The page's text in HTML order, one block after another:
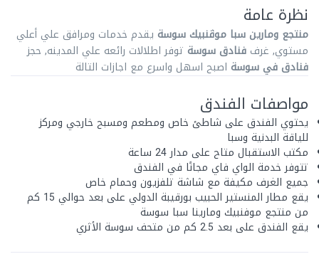
نظرة عامة
منتجع ومارين سبا موڤنبيك سوسة يقدم خدمات ومرافق علي أعلي
مستوي, غرف فنادق سوسة توفر اطلالات رائعه علي المدينه, حجز
فنادق في سوسة اصبح اسهل واسرع مع اجازات التالة
مواصفات الفندق
يحتوي الفندق على شاطئ خاص ومطعم ومسبح خارجي ومركز
للياقة البدنية وسبا
مكتب الاستقبال متاح على مدار 24 ساعة
تتوفر خدمة الواي فاي مجانًا في الفندق
جميع الغرف مكيفة مع شاشة تلفزيون وحمام خاص
يقع مطار المنستير الحبيب بورقيبة الدولي على بعد حوالي 15 كم
من منتجع موفنبيك ومارينا سبا سوسة
يقع الفندق على بعد 2.5 كم من متحف سوسة الأثري